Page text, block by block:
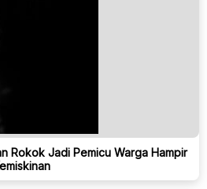
Rokok Jadi Pemicu Warga Hampir